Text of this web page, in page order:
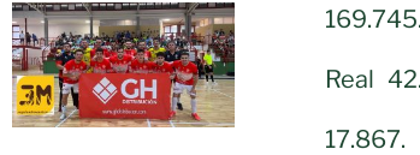
Real
17.867.